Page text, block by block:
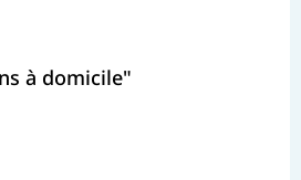
à domicile"